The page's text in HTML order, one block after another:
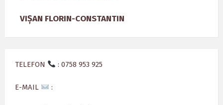
VIȘAN FLORIN-CONSTANTIN
TELEFON : 0758 953 925
E-MAIL :